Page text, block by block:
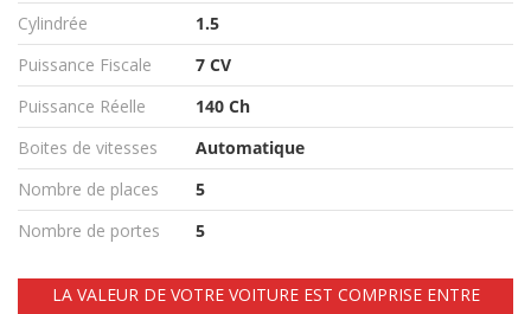
Cylindrée
1.5
Puissance Fiscale
7 CV
Puissance Réelle
140 Ch
Boites de vitesses
Automatique
Nombre de places
5
Nombre de portes
5
LA VALEUR DE VOTRE VOITURE EST COMPRISE ENTRE